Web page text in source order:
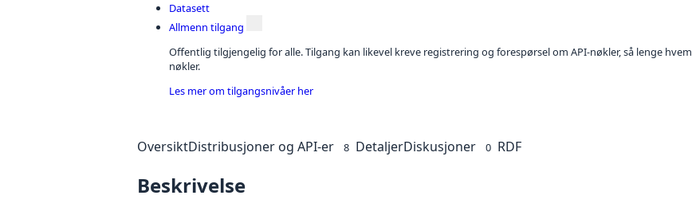
Datasett
Allmenn tilgang
Offentlig tilgjengelig for alle. Tilgang kan likevel kreve registrering og forespørsel om API-nøkler, så lenge
nøkler.
Les mer om tilgangsnivåer her
OversiktDistribusjoner og API-er 8 DetaljerDiskusjoner 0 RDF
Beskrivelse